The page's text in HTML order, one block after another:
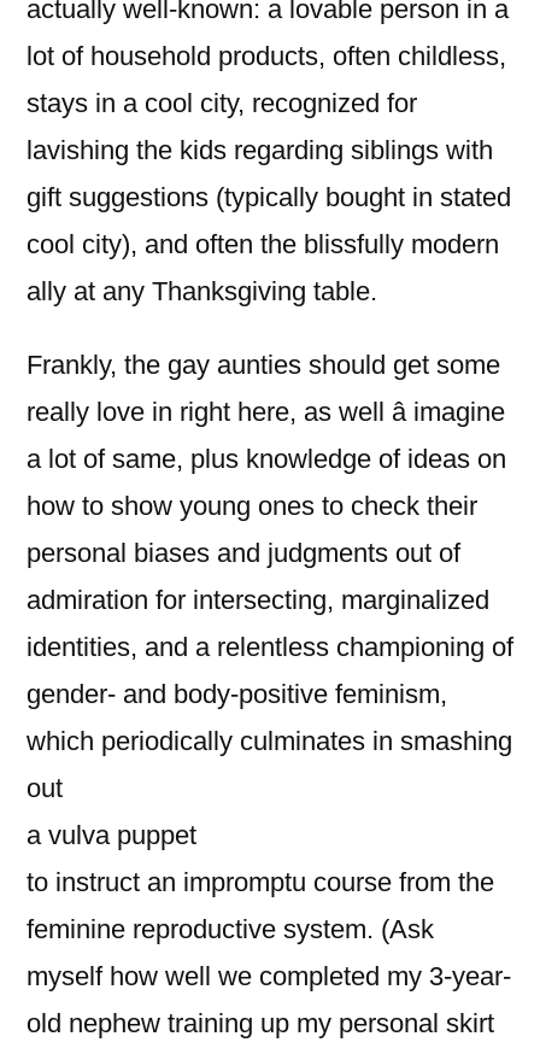
actually well-known: a lovable person in a
lot of household products, often childless,
stays in a cool city, recognized for
lavishing the kids regarding siblings with
gift suggestions (typically bought in stated
cool city), and often the blissfully modern
ally at any Thanksgiving table.
Frankly, the gay aunties should get some
really love in right here, as well â imagine
a lot of same, plus knowledge of ideas on
how to show young ones to check their
personal biases and judgments out of
admiration for intersecting, marginalized
identities, and a relentless championing of
gender- and body-positive feminism,
which periodically culminates in smashing
out
a vulva puppet
to instruct an impromptu course from the
feminine reproductive system. (Ask
myself how well we completed my 3-year-
old nephew training up my personal skirt